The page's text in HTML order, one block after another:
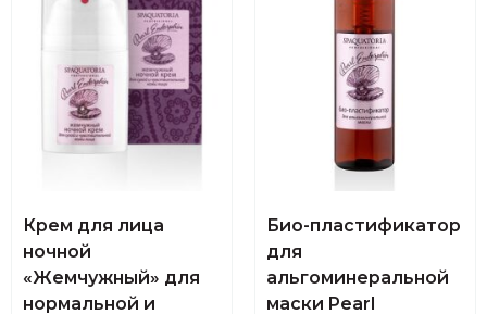
Крем для лица
ночной
«Жемчужный» для
нормальной и
Био-пластификатор
для
альгоминеральной
маски Pearl